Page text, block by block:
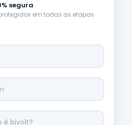
segura
em todas as etapas